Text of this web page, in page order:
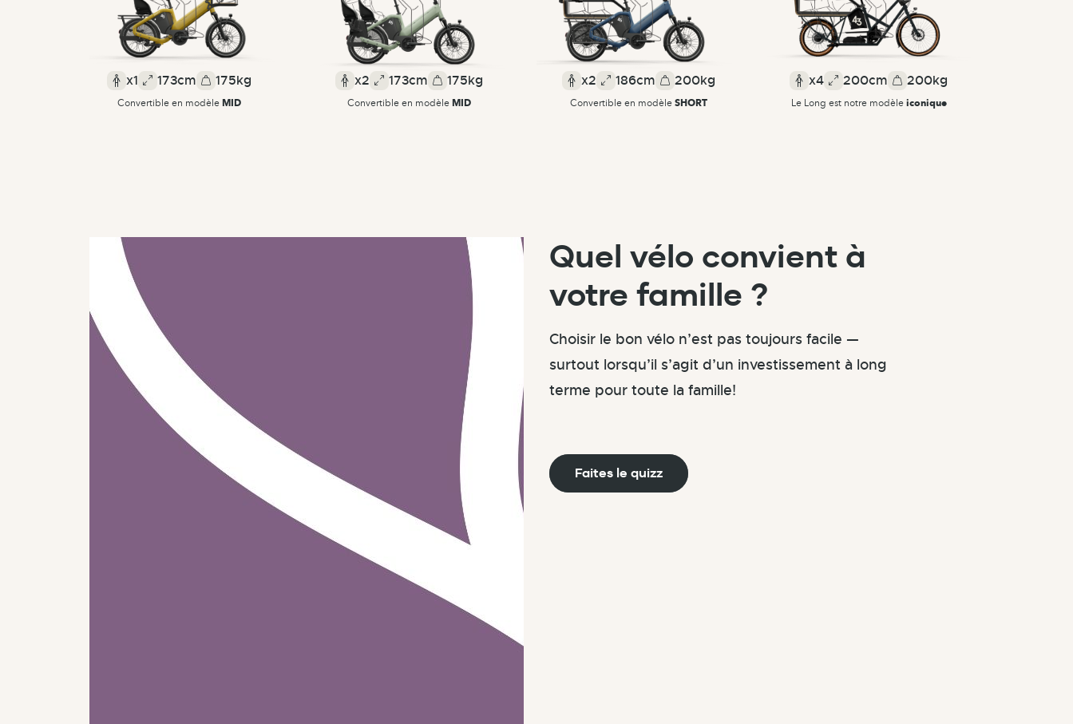
x1 173cm 175kg
Convertible en modèle MID
x2 173cm 175kg
Convertible en modèle MID
x2 186cm 200kg
Convertible en modèle SHORT
x4 200cm 200kg
Le Long est notre modèle iconique
Quel vélo convient à
votre famille ?
Choisir le bon vélo n’est pas toujours facile —
surtout lorsqu’il s’agit d’un investissement à long
terme pour toute la famille!
Faites le quizz